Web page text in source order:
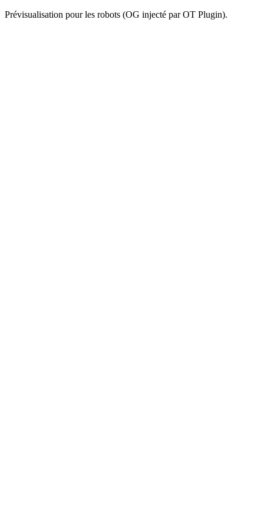
Prévisualisation pour les robots (OG injecté par OT Plugin).